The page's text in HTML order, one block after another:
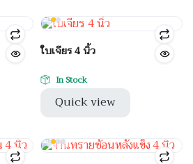
ใบเจียร 4 นิ้ว
In Stock
Quick view